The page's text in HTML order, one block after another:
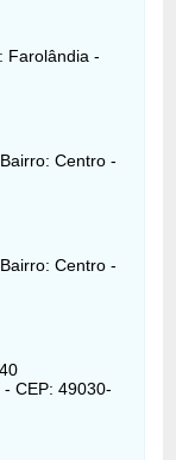
Farolândia -
Centro -
Centro -
CEP: 49030-